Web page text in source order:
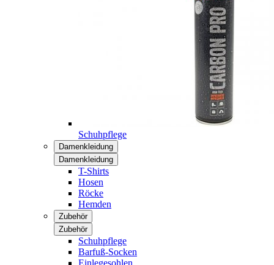
Schuhpflege
Damenkleidung
Damenkleidung
T-Shirts
Hosen
Röcke
Hemden
Zubehör
Zubehör
Schuhpflege
Barfuß-Socken
Einlegesohlen